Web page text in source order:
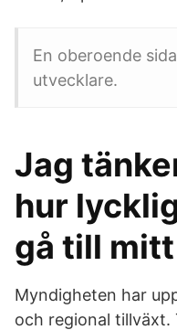
En oberoende
utvecklare.
Jag
hur
gå till
Myndigheten har
och regional